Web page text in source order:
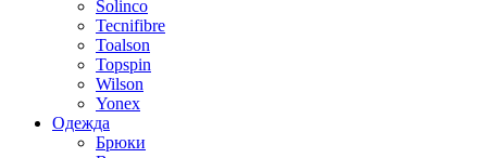
Solinco
Tecnifibre
Toalson
Topspin
Wilson
Yonex
Одежда
Брюки